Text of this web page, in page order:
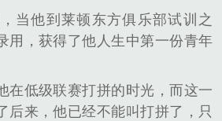
当他到莱顿东方俱乐部试训之
用，获得了他人生中第一份青年
在低级联赛打拼的时光，而这一
后来，他已经不能叫打拼了，只